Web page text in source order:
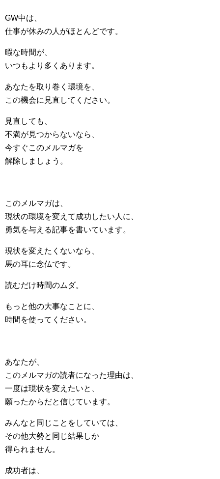
GW中は、
仕事が休みの人がほとんどです。
暇な時間が、
いつもより多くあります。
あなたを取り巻く環境を、
この機会に見直してください。
見直しても、
不満が見つからないなら、
今すぐこのメルマガを
解除しましょう。
このメルマガは、
現状の環境を変えて成功したい人に、
勇気を与える記事を書いています。
現状を変えたくないなら、
馬の耳に念仏です。
読むだけ時間のムダ。
もっと他の大事なことに、
時間を使ってください。
あなたが、
このメルマガの読者になった理由は、
一度は現状を変えたいと、
願ったからだと信じています。
みんなと同じことをしていては、
その他大勢と同じ結果しか
得られません。
成功者は、